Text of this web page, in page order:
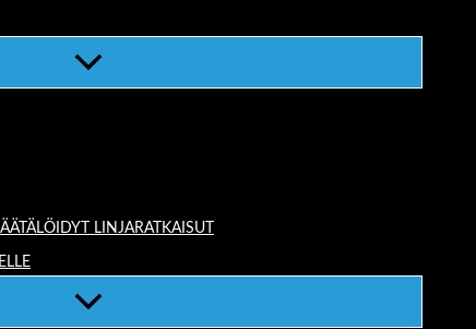
LINJARATKAISUT